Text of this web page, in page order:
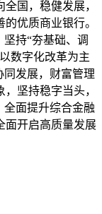
国，稳健发展，
优质商业银行。
持“夯基础、调
数字化改革为主
同发展，财富管理
坚持稳字当头，
全面提升综合金融
面开启高质量发展